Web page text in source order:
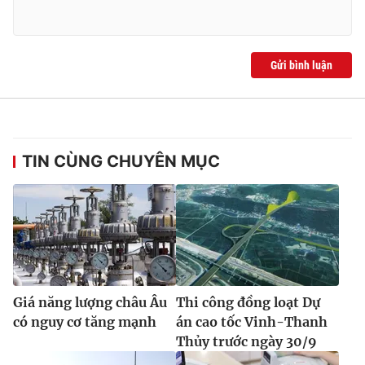
Gửi bình luận
TIN CÙNG CHUYÊN MỤC
Giá năng lượng châu Âu
có nguy cơ tăng mạnh
Thi công đồng loạt Dự
án cao tốc Vinh-Thanh
Thủy trước ngày 30/9